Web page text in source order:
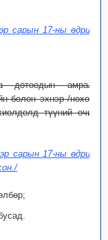
сарын 17-ны өдрийн
дотоодын амралт,
болон эхнэр /нөхөр/-
түүний очих,
сарын 17-ны өдрийн